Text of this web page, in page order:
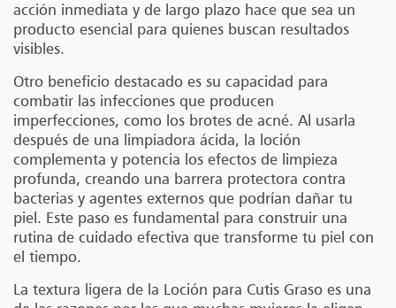
acción inmediata y de largo plazo hace que sea un
producto esencial para quienes buscan resultados
visibles.
Otro beneficio destacado es su capacidad para
combatir las infecciones que producen
imperfecciones, como los brotes de acné. Al usarla
después de una limpiadora ácida, la loción
complementa y potencia los efectos de limpieza
profunda, creando una barrera protectora contra
bacterias y agentes externos que podrían dañar tu
piel. Este paso es fundamental para construir una
rutina de cuidado efectiva que transforme tu piel con
el tiempo.
La textura ligera de la Loción para Cutis Graso es una